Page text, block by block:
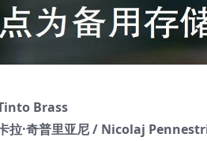
Brass
拉·奇普里亚尼 / Nicolaj